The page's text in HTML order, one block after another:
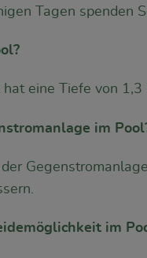
Tagen spenden
eine Tiefe von
im
im